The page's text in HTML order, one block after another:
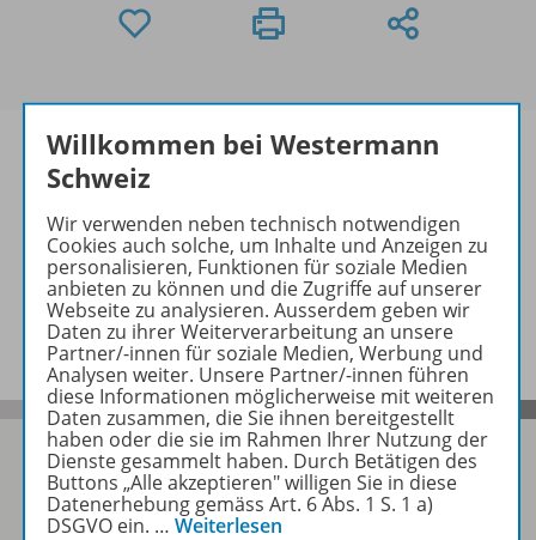
Informationen
Video zu folgenden Werken
Folgen Sie uns auf Social Media
Willkommen bei Westermann
Schweiz
Wir verwenden neben technisch notwendigen
Cookies auch solche, um Inhalte und Anzeigen zu
personalisieren, Funktionen für soziale Medien
anbieten zu können und die Zugriffe auf unserer
Webseite zu analysieren. Ausserdem geben wir
Daten zu ihrer Weiterverarbeitung an unsere
Partner/-innen für soziale Medien, Werbung und
Analysen weiter. Unsere Partner/-innen führen
diese Informationen möglicherweise mit weiteren
Daten zusammen, die Sie ihnen bereitgestellt
haben oder die sie im Rahmen Ihrer Nutzung der
Dienste gesammelt haben. Durch Betätigen des
Buttons „Alle akzeptieren" willigen Sie in diese
Datenerhebung gemäss Art. 6 Abs. 1 S. 1 a)
DSGVO ein. … Weiterlesen